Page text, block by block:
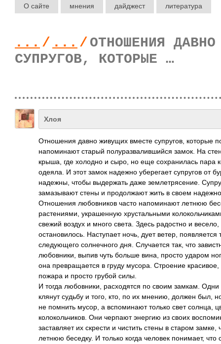
О сайте мнения дайджест литература
... / ... / ОТНОШЕНИЯ
СУПРУГОВ, КОТОРЫЕ …
Хлоя
Отношения давно живущих вместе супругов, которые
напоминают старый полуразвалившийс­я замок. На
крыша, где холодно и сыро, но еще сохранилась пара
одеяла. И этот замок надежно уберегает супругов от
надежны, чтобы выдержать даже землетрясение.
замазывают стены и продолжают жить в своем
Отношения любовников часто напоминают летнюю
растениями, украшенную хрустальными
свежий воздух и много света. Здесь радостно и
остановилось. Наступает ночь, дует ветер, появляется
следующего солнечного дня. Случается так, что
любовники, выпив чуть больше вина, просто ударом
она превращается в груду мусора. Строение
пожара и просто грубой силы.
И тогда любовники, расходятся по своим замкам.
клянут судьбу и того, кто, по их мнению, должен был,
не помнить мусор, а вспоминают только свет солнца,
колокольчиков. Они черпают энергию из своих
заставляет их скрести и чистить стены в старом
летнюю беседку. И только когда человек понимает, что